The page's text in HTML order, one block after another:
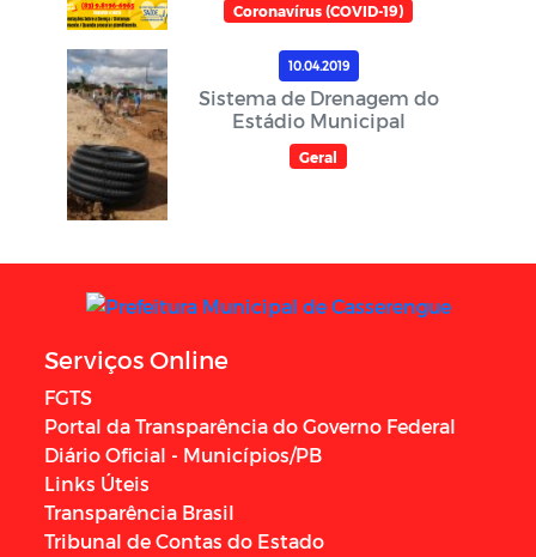
Coronavírus (COVID-19)
10.04.2019
Sistema de Drenagem do
Estádio Municipal
Geral
Serviços Online
FGTS
Portal da Transparência do Governo Federal
Diário Oficial - Municípios/PB
Links Úteis
Transparência Brasil
Tribunal de Contas do Estado